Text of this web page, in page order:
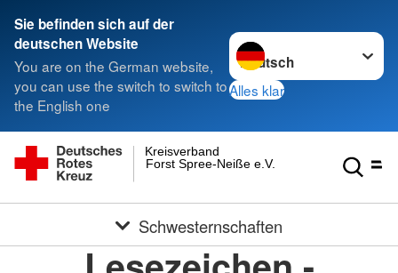
Sie befinden sich auf der
deutschen Website
You are on the German website,
you can use the switch to switch to
the English one
Sprache wechseln zu
Alles klar
Forst Spree-Neiße e.V.
Kreisverband
Schwesternschaften